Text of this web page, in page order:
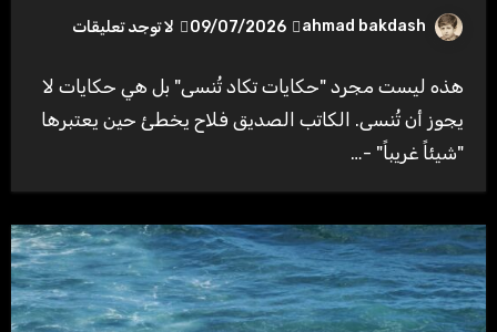
ahmad bakdash
09/07/2026 لا توجد تعليقات
هذه ليست مجرد "حكايات تكاد تُنسى" بل هي حكايات لا
يجوز أن تُنسى. الكاتب الصديق فلاح يخطئ حين يعتبرها
"شيئاً غريباً" -…